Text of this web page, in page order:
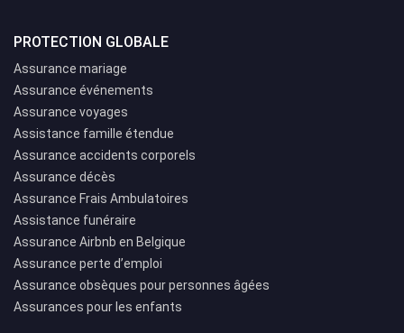
PROTECTION GLOBALE
Assurance mariage
Assurance événements
Assurance voyages
Assistance famille étendue
Assurance accidents corporels
Assurance décès
Assurance Frais Ambulatoires
Assistance funéraire
Assurance Airbnb en Belgique
Assurance perte d’emploi
Assurance obsèques pour personnes âgées
Assurances pour les enfants